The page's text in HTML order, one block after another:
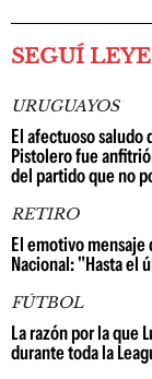
SEGUÍ
URUGUAYOS
El afectuoso saludo
Pistolero fue
del partido que no
RETIRO
El emotivo mensaje
Nacional: "Hasta el
FÚTBOL
La razón por la que
durante toda la